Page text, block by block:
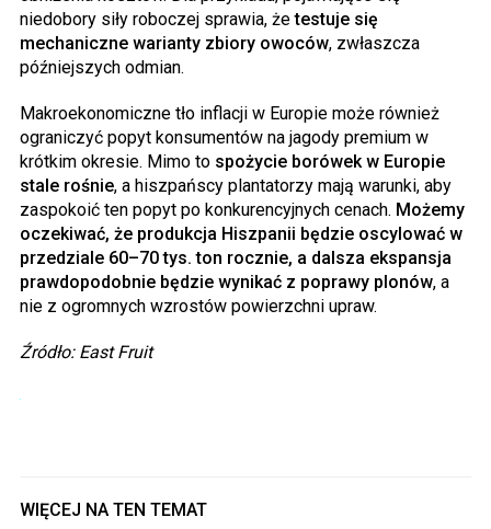
niedobory siły roboczej sprawia, żetestuje się
mechaniczne warianty zbiory owoców, zwłaszcza
późniejszych odmian.
Makroekonomiczne tło inflacji w Europie może również
ograniczyć popyt konsumentów na jagody premium w
krótkim okresie. Mimo to spożycie borówek w Europie
stale rośnie, a hiszpańscy plantatorzy mają warunki, aby
zaspokoić ten popyt po konkurencyjnych cenach. Możemy
oczekiwać, że produkcja Hiszpanii będzie oscylować w
przedziale 60–70 tys. ton rocznie, a dalsza ekspansja
prawdopodobnie będzie wynikać z poprawy plonów, a
nie z ogromnych wzrostów powierzchni upraw.
Źródło: East Fruit